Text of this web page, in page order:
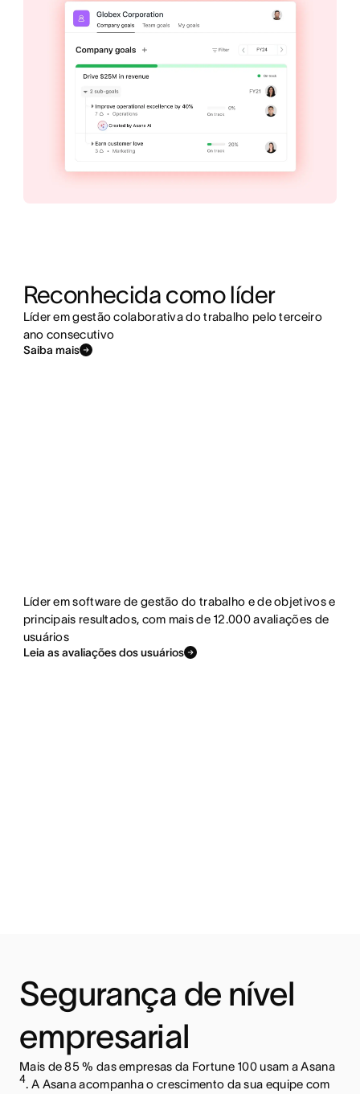
Reconhecida como líder
Líder em gestão colaborativa do trabalho pelo terceiro
ano consecutivo
Saiba mais
Líder em software de gestão do trabalho e de objetivos e
principais resultados, com mais de 12.000 avaliações de
usuários
Leia as avaliações dos usuários
Segurança de nível
empresarial
Mais de 85 % das empresas da Fortune 100 usam a Asana
4. A Asana acompanha o crescimento da sua equipe com